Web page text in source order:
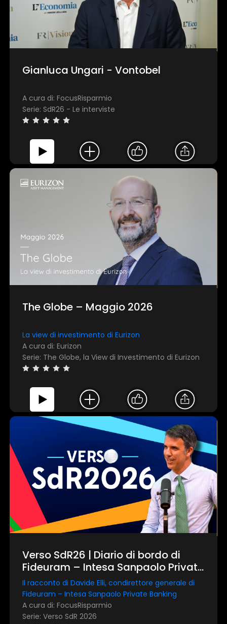
Gianluca Ungari - Vontobel
A cura di: FocusRisparmio
Serie: SdR26 - Le interviste
The Globe – Maggio 2026
La view di investimento di Eurizon
A cura di: Eurizon
Serie: The Globe, la View di Investimento di Eurizon
Verso SdR26 | Diario di bordo di
Fideuram – Intesa Sanpaolo Private
Banking
Il racconto di Davide Elli, condirettore generale di
Fideuram – Intesa Sanpaolo Private Banking
A cura di: FocusRisparmio
Serie: Verso SdR 2026